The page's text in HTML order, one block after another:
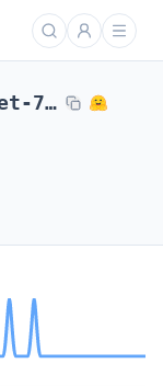
dcagent-dev-set-71-tasks-qwen-qwen3-coder-30b-a3b-instruct-20251118-112209